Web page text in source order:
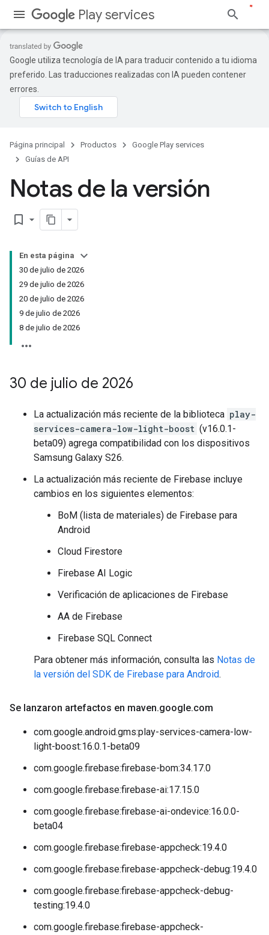
Play services
Google utiliza tecnología de IA para traducir contenido a tu idioma
preferido. Las traducciones realizadas con IA pueden contener
errores.
Página principal Productos
Google Play services
Guías de API
Notas de la versión
bookmark_border
En esta página
30 de julio de 2026
29 de julio de 2026
20 de julio de 2026
9 de julio de 2026
8 de julio de 2026
30 de julio de 2026
La actualización más reciente de la biblioteca play-
services-camera-low-light-boost (v16.0.1-
beta09) agrega compatibilidad con los dispositivos
Samsung Galaxy S26.
La actualización más reciente de Firebase incluye
cambios en los siguientes elementos:
BoM (lista de materiales) de Firebase para
Android
Cloud Firestore
Firebase AI Logic
Verificación de aplicaciones de Firebase
AA de Firebase
Firebase SQL Connect
Para obtener más información, consulta las Notas de
la versión del SDK de Firebase para Android.
Se lanzaron artefactos en maven.google.com
com.google.android.gms:play-services-camera-low-
light-boost:16.0.1-beta09
com.google.firebase:firebase-bom:34.17.0
com.google.firebase:firebase-ai:17.15.0
com.google.firebase:firebase-ai-ondevice:16.0.0-
beta04
com.google.firebase:firebase-appcheck:19.4.0
com.google.firebase:firebase-appcheck-debug:19.4.0
com.google.firebase:firebase-appcheck-debug-
testing:19.4.0
com.google.firebase:firebase-appcheck-